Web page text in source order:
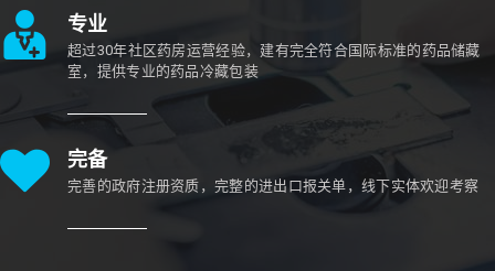
专业
超过30年社区药房运营经验，建有完全符合国际标准的药品储藏
室，提供专业的药品冷藏包装
完备
完善的政府注册资质，完整的进出口报关单，线下实体欢迎考察